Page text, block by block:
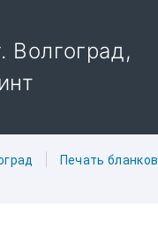
Волгоград,
Печать